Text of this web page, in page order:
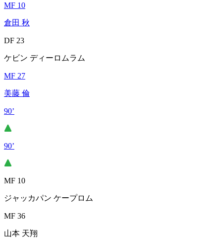
MF 10
倉田 秋
DF 23
ケビン ディーロムラム
MF 27
美藤 倫
90’
90’
MF 10
ジャッカパン ケープロム
MF 36
山本 天翔